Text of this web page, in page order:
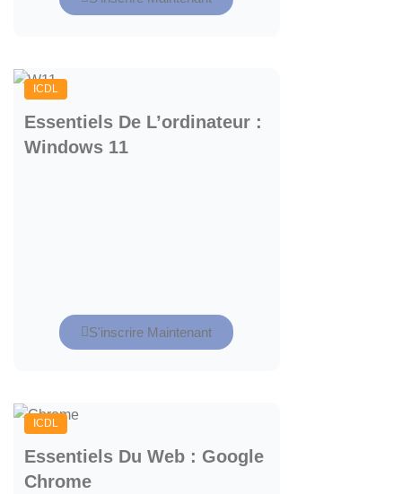
ICDL
Essentiels De L’ordinateur :
Windows 11
S'inscrire Maintenant
ICDL
Essentiels Du Web : Google
Chrome